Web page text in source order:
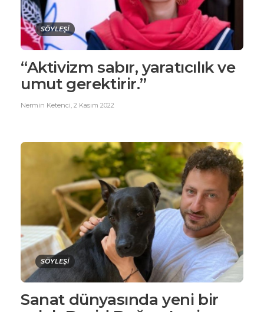
SÖYLEŞİ
“Aktivizm sabır, yaratıcılık ve
umut gerektirir.”
Nermin Ketenci 2 Kasım 2022
SÖYLEŞİ
Sanat dünyasında yeni bir